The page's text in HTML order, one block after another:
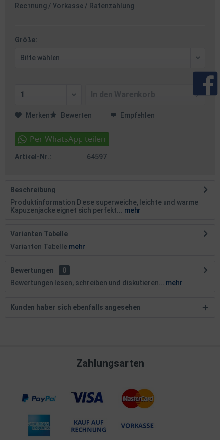
Rechnung / Vorkasse / Ratenzahlung
Größe:
Merken Bewerten Empfehlen
Artikel-Nr.: 64597
Beschreibung
Produktinformation Diese superweiche, leichte und warme
Kapuzenjacke eignet sich perfekt...
mehr
Varianten Tabelle
Varianten Tabelle mehr
Bewertungen
0
Bewertungen lesen, schreiben und diskutieren...
mehr
Kunden haben sich ebenfalls angesehen
Zahlungsarten